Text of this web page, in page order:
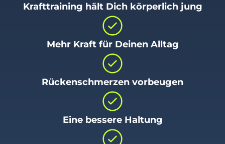
Krafttraining hält Dich körperlich jung
Mehr Kraft für Deinen Alltag
Rückenschmerzen vorbeugen
Eine bessere Haltung